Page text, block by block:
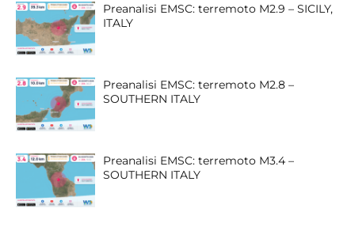
Preanalisi EMSC: terremoto M2.9 – SICILY,
ITALY
Preanalisi EMSC: terremoto M2.8 –
SOUTHERN ITALY
Preanalisi EMSC: terremoto M3.4 –
SOUTHERN ITALY